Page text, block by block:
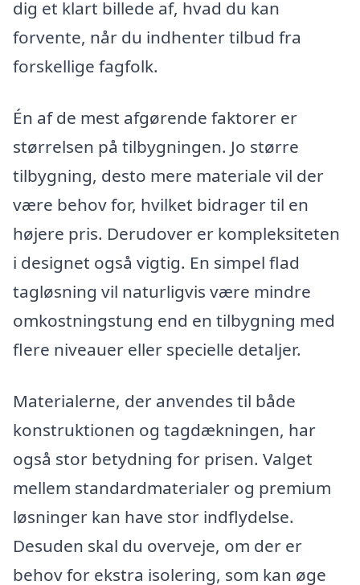
dig et klart billede af, hvad du kan
forvente, når du indhenter tilbud fra
forskellige fagfolk.
Én af de mest afgørende faktorer er
størrelsen på tilbygningen. Jo større
tilbygning, desto mere materiale vil der
være behov for, hvilket bidrager til en
højere pris. Derudover er kompleksiteten
i designet også vigtig. En simpel flad
tagløsning vil naturligvis være mindre
omkostningstung end en tilbygning med
flere niveauer eller specielle detaljer.
Materialerne, der anvendes til både
konstruktionen og tagdækningen, har
også stor betydning for prisen. Valget
mellem standardmaterialer og premium
løsninger kan have stor indflydelse.
Desuden skal du overveje, om der er
behov for ekstra isolering, som kan øge